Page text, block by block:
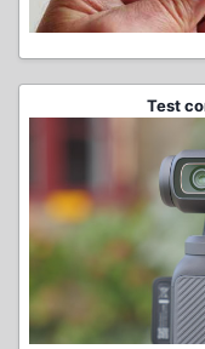
Test